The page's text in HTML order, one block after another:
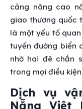
cảng nâng cao
giao thương quốc
là một yếu tố
tuyến đường biển
nhờ hai đê chắn
trong mọi điều
Dịch vụ
Nẵng Việt